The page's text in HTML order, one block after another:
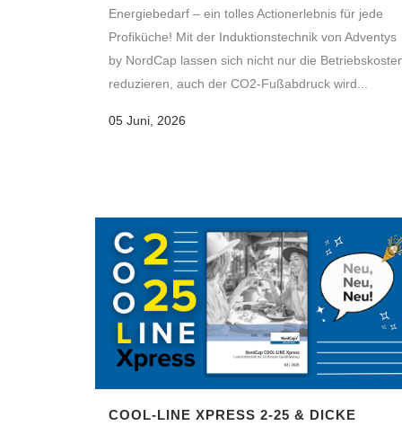
Energiebedarf – ein tolles Actionerlebnis für jede
Profiküche! Mit der Induktionstechnik von Adventys
by NordCap lassen sich nicht nur die
reduzieren, auch der CO2-Fußabdruck wird...
05 Juni, 2026
COOL-LINE XPRESS 2-25 & DICKE